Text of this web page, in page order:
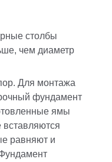
столбы
чем диаметр
Для монтажа
фундамент
ямы
вставляются
равняют и